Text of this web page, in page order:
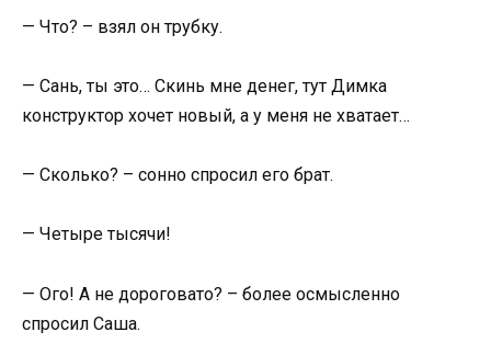
— Что? – взял он трубку.
— Сань, ты это… Скинь мне денег, тут Димка
конструктор хочет новый, а у меня не хватает…
— Сколько? – сонно спросил его брат.
— Четыре тысячи!
— Ого! А не дороговато? – более осмысленно
спросил Саша.